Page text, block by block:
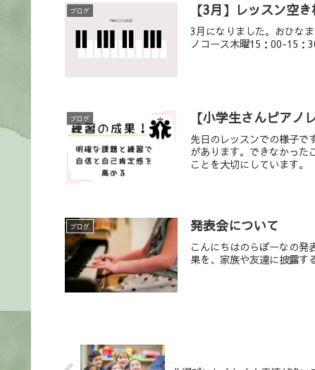
ブログ 【3月】レッスン空
3月になりました。おひな
ノコース木曜15：00-15：
ブログ 【小学生さんピアノ
先日のレッスンでの様子で
があります。できなかった
ことを大切にしています。
ブログ 発表会について
こんにちはのらぼーなの発
果を、家族や友達に披露す